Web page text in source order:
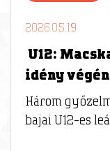
2026.05.19
U12:
idény végén
Három
bajai U12-es